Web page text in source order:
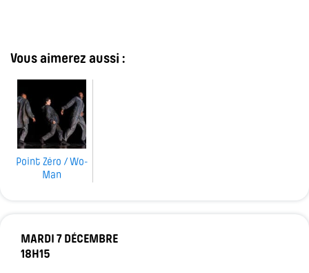
Vous aimerez aussi :
Point Zéro / Wo-
Man
MARDI 7 DÉCEMBRE
18H15